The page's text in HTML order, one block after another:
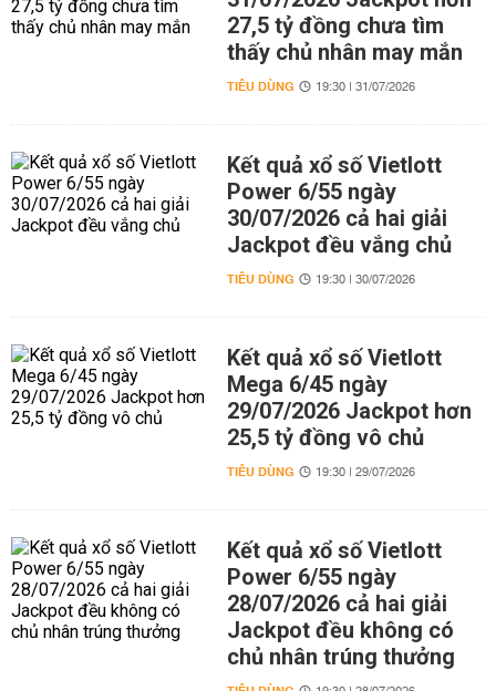
27,5 tỷ đồng chưa tìm
thấy chủ nhân may mắn
TIÊU DÙNG 19:30 | 31/07/2026
Kết quả xổ số Vietlott
Power 6/55 ngày
30/07/2026 cả hai giải
Jackpot đều vắng chủ
TIÊU DÙNG 19:30 | 30/07/2026
Kết quả xổ số Vietlott
Mega 6/45 ngày
29/07/2026 Jackpot hơn
25,5 tỷ đồng vô chủ
TIÊU DÙNG 19:30 | 29/07/2026
Kết quả xổ số Vietlott
Power 6/55 ngày
28/07/2026 cả hai giải
Jackpot đều không có
chủ nhân trúng thưởng